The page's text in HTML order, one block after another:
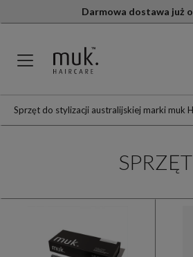
Darmowa dostawa już
Sprzęt do stylizacji australijskiej marki muk
SPRZĘT